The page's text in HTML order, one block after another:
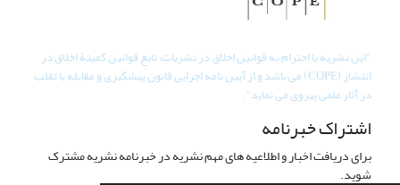
"این نشریه با احترام به قوانین اخلاق در نشریات، تابع قوانین کمیتۀ اخلاق در
انتشار (COPE) می باشد و از آیین نامه اجرایی قانون پیشگیری و مقابله با تقلب
در آثار علمی پیروی می نماید".
اشتراک خبرنامه
برای دریافت اخبار و اطلاعیه های مهم نشریه در خبرنامه نشریه مشترک
شوید.